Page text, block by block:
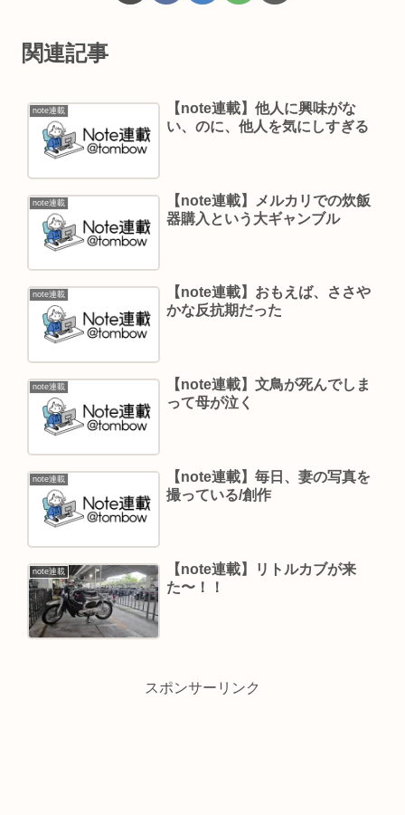
関連記事
note連載
【note連載】他人に興味がな
い、のに、他人を気にしすぎる
note連載
【note連載】メルカリでの炊飯
器購入という大ギャンブル
note連載
【note連載】おもえば、ささや
かな反抗期だった
note連載
【note連載】文鳥が死んでしま
って母が泣く
note連載
【note連載】毎日、妻の写真を
撮っている/創作
note連載
【note連載】リトルカブが来
た〜！！
スポンサーリンク